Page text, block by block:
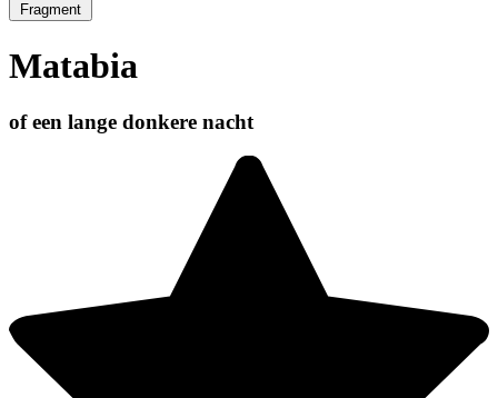
Fragment
Matabia
of een lange donkere nacht